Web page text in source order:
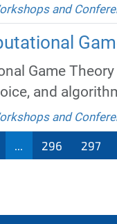
and
Game
and
and
296 297